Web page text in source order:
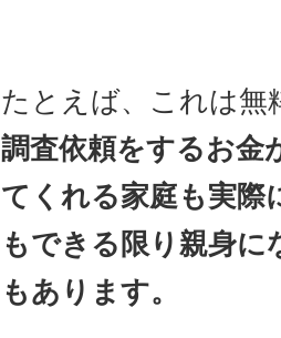
たとえば、これは無
調査依頼をするお金
てくれる家庭も実際
もできる限り親身
もあります。